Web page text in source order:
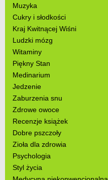
Muzyka
Cukry i słodkości
Kraj Kwitnącej Wiśni
Ludzki mózg
Witaminy
Piękny Stan
Medinarium
Jedzenie
Zaburzenia snu
Zdrowe owoce
Recenzje książek
Dobre pszczoły
Zioła dla zdrowia
Psychologia
Styl życia